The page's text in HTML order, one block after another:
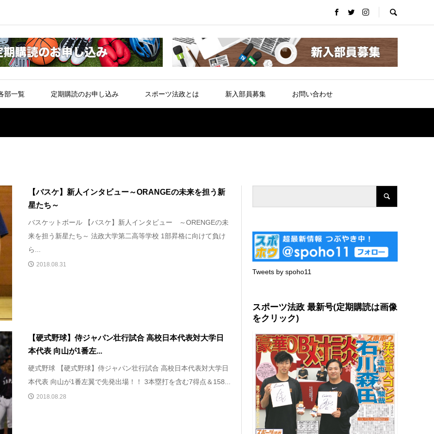
部一覧 定期購読のお申し込み スポーツ法政とは 新入部員募集 お問い合わせ
【バスケ】新人インタビュー～ORANGEの未来を担う新
星たち～
バスケットボール 【バスケ】新人インタビュー ～ORENGEの未
来を担う新星たち～ 法政大学第二高等学校 1部昇格に向けて負け
ら...
2018.08.31
【硬式野球】侍ジャパン壮行試合 高校日本代表対大学日
本代表 向山が1番左...
硬式野球 【硬式野球】侍ジャパン壮行試合 高校日本代表対大学日
本代表 向山が1番左翼で先発出場！！ 3本塁打を含む7得点＆158...
2018.08.28
Tweets by spoho11
スポーツ法政 最新号(定期購読は画像
をクリック)